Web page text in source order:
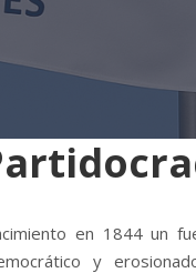
en 1844 un
y